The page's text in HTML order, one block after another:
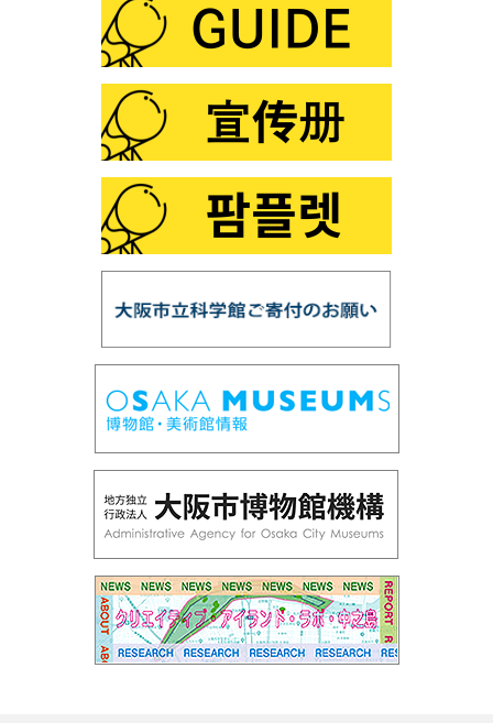
第104回 プラネタリウム「星空オールナイト」
第103回 プラネタリウム「火星・土星・冥王星ツア
第102回 プラネタリウム「ファミリータイム」
第101回 この夏は「花火×化学」
第100回 プラネタリウム「銀河の世界」
第99回 プラネタリウム「星の誕生」
第98回 「スーパー磁石で大冒険」
第97回 「鉱物の結晶構造」
第95回 プラネタリウム「ロゼッタ、彗星を探査せ
第93回 企画展「光とあかり」
第92回プラネタリウム「ブラックホール」
第91回サイエンスショー「赤青緑の光サイエンス」
第90回国際光年協賛「花火の色とひかり展」